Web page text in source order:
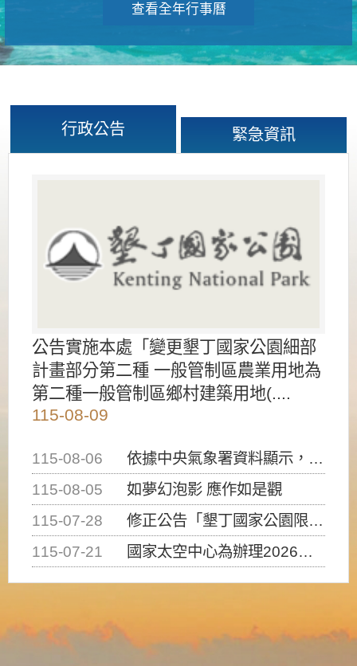
查看全年行事曆
行政公告 緊急資訊
公告實施本處「變更墾丁國家公園細部
計畫部分第二種 一般管制區農業用地為
第二種一般管制區鄉村建築用地(....
115-08-09
115-08-06
依據中央氣象署資料顯示，白海豚颱風持續接近臺灣，請密切注意動向及早完成防災應變準備
115-08-05
如夢幻泡影 應作如是觀
115-07-28
修正公告「墾丁國家公園限制水域遊憩活動之種類、範圍、時間及行為」，自即日生效。
115-07-21
國家太空中心為辦理2026台灣盃火箭競賽，陸、海、空域警戒及協調相關事宜，因颱風備案事宜